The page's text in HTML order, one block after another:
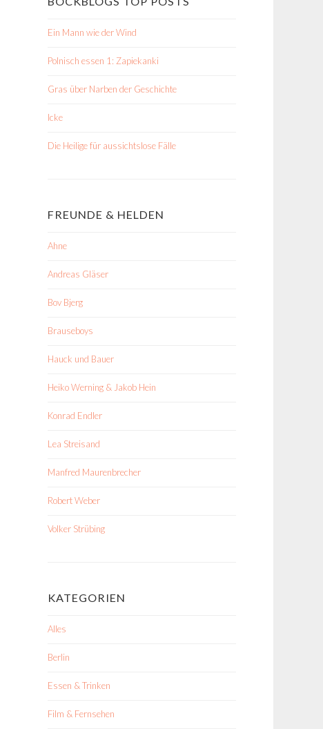
Ein Mann wie der Wind
Polnisch essen 1: Zapiekanki
Gras über Narben der Geschichte
Icke
Die Heilige für aussichtslose Fälle
FREUNDE & HELDEN
Ahne
Andreas Gläser
Bov Bjerg
Brauseboys
Hauck und Bauer
Heiko Werning & Jakob Hein
Konrad Endler
Lea Streisand
Manfred Maurenbrecher
Robert Weber
Volker Strübing
KATEGORIEN
Alles
Berlin
Essen & Trinken
Film & Fernsehen